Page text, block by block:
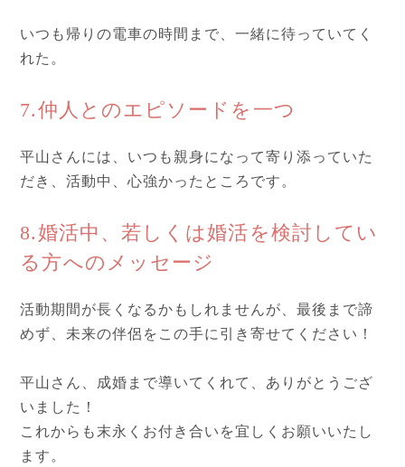
いつも帰りの電車の時間まで、一緒に待っていてく
れた。
7.仲人とのエピソードを一つ
平山さんには、いつも親身になって寄り添っていた
だき、活動中、心強かったところです。
8.婚活中、若しくは婚活を検討してい
る方へのメッセージ
活動期間が長くなるかもしれませんが、最後まで諦
めず、未来の伴侶をこの手に引き寄せてください！
平山さん、成婚まで導いてくれて、ありがとうござ
いました！
これからも末永くお付き合いを宜しくお願いいたし
ます。